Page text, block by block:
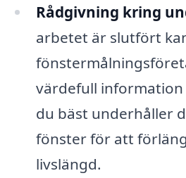
Rådgivning kring
arbetet är slutfört
värdefull
du bäst underhåller
fönster för att
livslängd.